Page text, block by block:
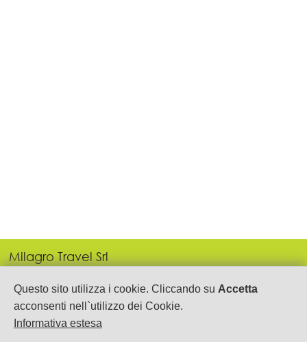
Questo sito utilizza i cookie. Cliccando su Accetta
acconsenti nell`utilizzo dei Cookie.
Informativa estesa
Milagro Travel Srl
Via Gen. Armando Diaz, 21
Salerno
089.2753535-250105